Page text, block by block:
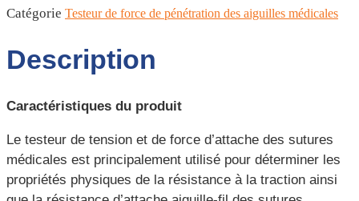
Catégorie Testeur de force de pénétration des aiguilles médicales
Description
Caractéristiques du produit
Le testeur de tension et de force d’attache des sutures
médicales est principalement utilisé pour déterminer les
propriétés physiques de la résistance à la traction ainsi